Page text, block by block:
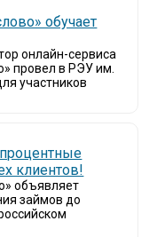
обучает
онлайн-сервиса
провел в РЭУ им.
участников
клиентов!
объявляет
займов до